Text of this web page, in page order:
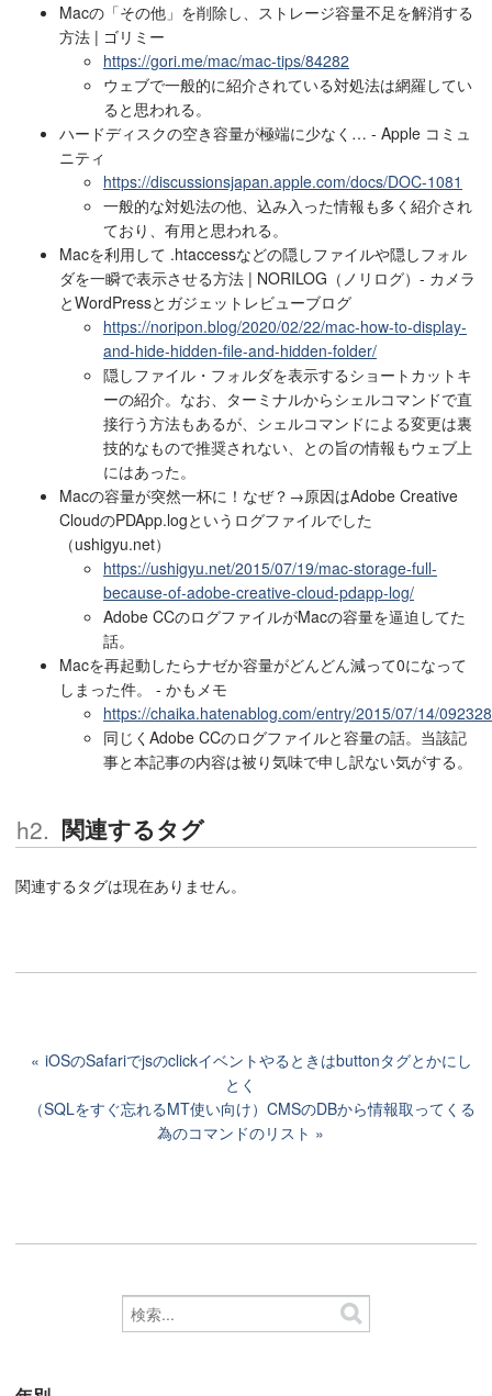
Macの「その他」を削除し、ストレージ容量不足を解消する
方法 | ゴリミー
https://gori.me/mac/mac-tips/84282
ウェブで一般的に紹介されている対処法は網羅してい
ると思われる。
ハードディスクの空き容量が極端に少なく… - Apple コミュ
ニティ
https://discussionsjapan.apple.com/docs/DOC-1081
一般的な対処法の他、込み入った情報も多く紹介され
ており、有用と思われる。
Macを利用して .htaccessなどの隠しファイルや隠しフォル
ダを一瞬で表示させる方法 | NORILOG（ノリログ）- カメラ
とWordPressとガジェットレビューブログ
https://noripon.blog/2020/02/22/mac-how-to-display-
and-hide-hidden-file-and-hidden-folder/
隠しファイル・フォルダを表示するショートカットキ
ーの紹介。なお、ターミナルからシェルコマンドで直
接行う方法もあるが、シェルコマンドによる変更は裏
技的なもので推奨されない、との旨の情報もウェブ上
にはあった。
Macの容量が突然一杯に！なぜ？→原因はAdobe Creative
CloudのPDApp.logというログファイルでした
（ushigyu.net）
https://ushigyu.net/2015/07/19/mac-storage-full-
because-of-adobe-creative-cloud-pdapp-log/
Adobe CCのログファイルがMacの容量を逼迫してた
話。
Macを再起動したらナゼか容量がどんどん減って0になって
しまった件。 - かもメモ
https://chaika.hatenablog.com/entry/2015/07/14/092328
同じくAdobe CCのログファイルと容量の話。当該記
事と本記事の内容は被り気味で申し訳ない気がする。
関連するタグ
関連するタグは現在ありません。
iOSのSafariでjsのclickイベントやるときはbuttonタグとかにし
とく
（SQLをすぐ忘れるMT使い向け）CMSのDBから情報取ってくる
為のコマンドのリスト